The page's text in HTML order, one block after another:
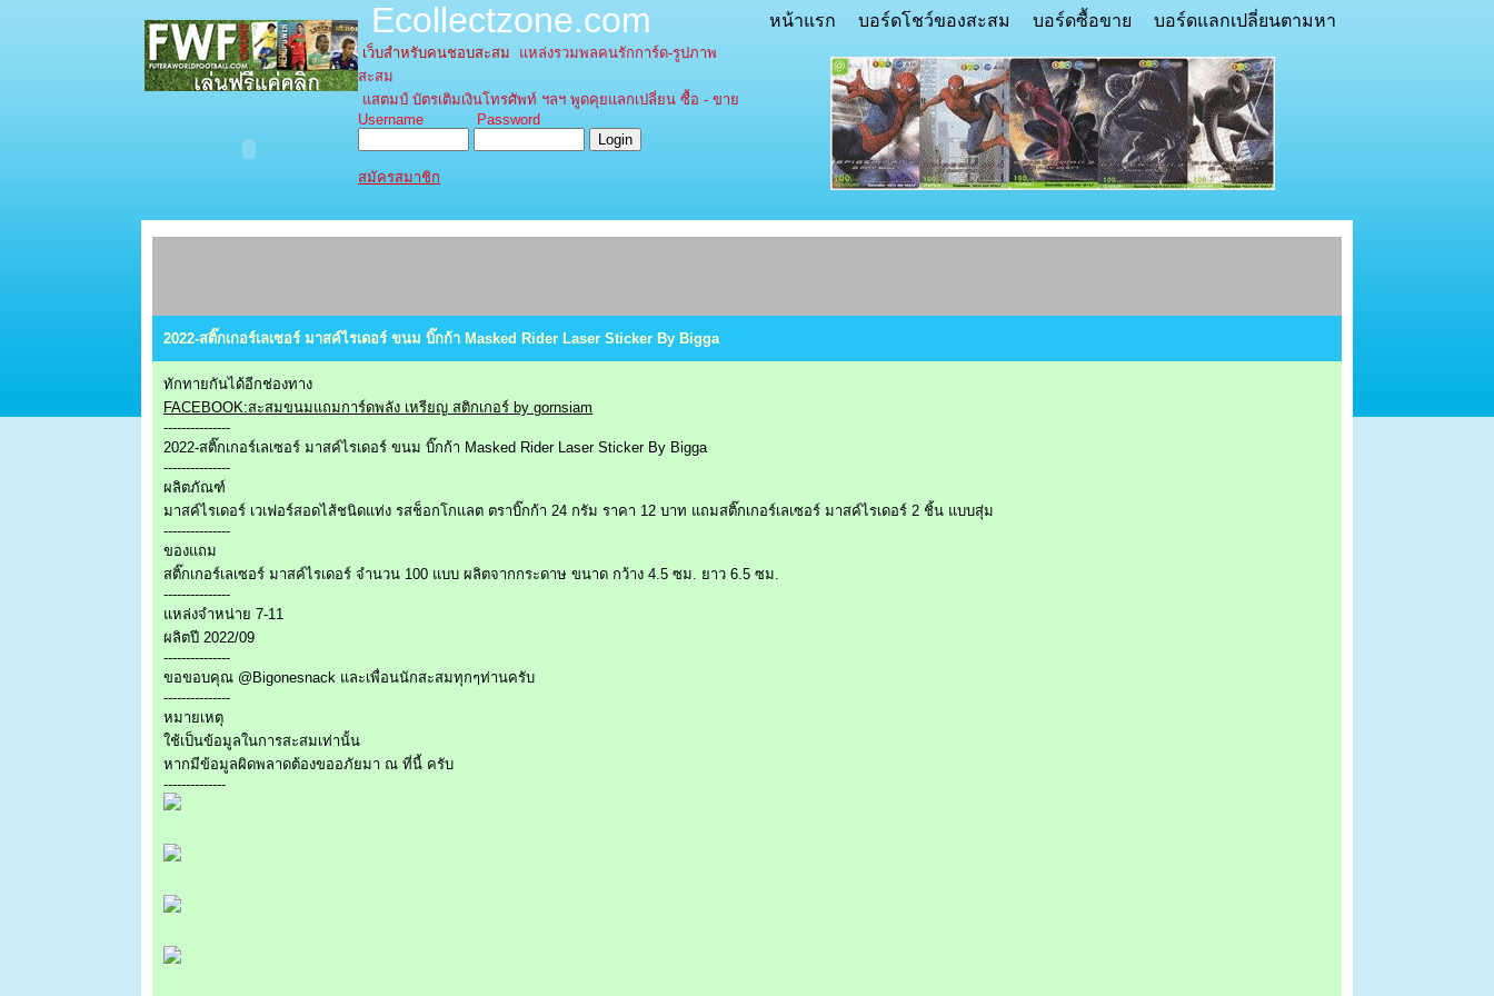
Ecollectzone.com หน้าแรก บอร์ดโชว์ของสะสม บอร์ดซื้อขาย บอร์ดแลกเปลี่ยนตามหา
เว็บสำหรับคนชอบสะสม แหล่งรวมพลคนรักการ์ด-รูปภาพ
สะสม
แสตมป์ บัตรเติมเงินโทรศัพท์ ฯลฯ พูดคุยแลกเปลี่ยน ซื้อ - ขาย
Username Password
สมัครสมาชิก
2022-สติ๊กเกอร์เลเซอร์ มาสค์ไรเดอร์ ขนม บิ๊กก้า Masked Rider Laser Sticker By Bigga
ทักทายกันได้อีกช่องทาง
FACEBOOK:สะสมขนมแถมการ์ดพลัง เหรียญ สติกเกอร์ by gornsiam
---------------
2022-สติ๊กเกอร์เลเซอร์ มาสค์ไรเดอร์ ขนม บิ๊กก้า Masked Rider Laser Sticker By Bigga
---------------
ผลิตภัณฑ์
มาสค์ไรเดอร์ เวเฟอร์สอดไส้ชนิดแท่ง รสช็อกโกแลต ตราบิ๊กก้า 24 กรัม ราคา 12 บาท แถมสติ๊กเกอร์เลเซอร์ มาสค์ไรเดอร์ 2 ชิ้น แบบสุ่ม
---------------
ของแถม
สติ๊กเกอร์เลเซอร์ มาสค์ไรเดอร์ จำนวน 100 แบบ ผลิตจากกระดาษ ขนาด กว้าง 4.5 ซม. ยาว 6.5 ซม.
---------------
แหล่งจำหน่าย 7-11
ผลิตปี 2022/09
---------------
ขอขอบคุณ @Bigonesnack และเพื่อนนักสะสมทุกๆท่านครับ
---------------
หมายเหตุ
ใช้เป็นข้อมูลในการสะสมเท่านั้น
หากมีข้อมูลผิดพลาดต้องขออภัยมา ณ ที่นี้ ครับ
--------------